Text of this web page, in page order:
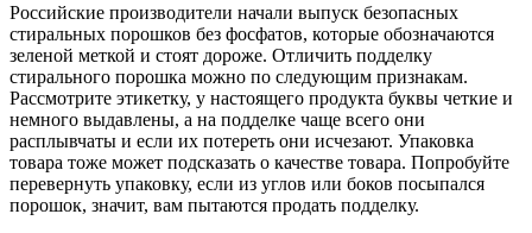
Российские производители начали выпуск безопасных
стиральных порошков без фосфатов, которые обозначаются
зеленой меткой и стоят дороже. Отличить подделку
стирального порошка можно по следующим признакам.
Рассмотрите этикетку, у настоящего продукта буквы четкие и
немного выдавлены, а на подделке чаще всего они
расплывчаты и если их потереть они исчезают. Упаковка
товара тоже может подсказать о качестве товара. Попробуйте
перевернуть упаковку, если из углов или боков посыпался
порошок, значит, вам пытаются продать подделку.